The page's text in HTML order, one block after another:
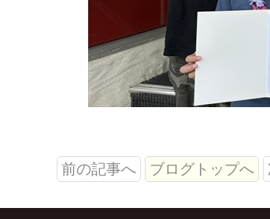
前の記事へ ブログトップへ